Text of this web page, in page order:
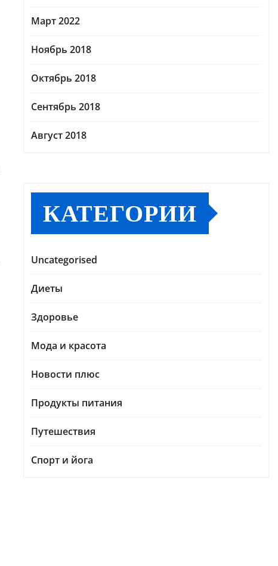
Март 2022
Ноябрь 2018
Октябрь 2018
Сентябрь 2018
Август 2018
КАТЕГОРИИ
Uncategorised
Диеты
Здоровье
Мода и красота
Новости плюс
Продукты питания
Путешествия
Спорт и йога